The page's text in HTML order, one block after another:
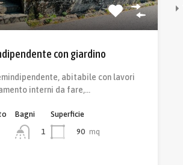
con giardino
abitabile con lavori
interni da fare,…
Bagni
1
Superficie
90 mq